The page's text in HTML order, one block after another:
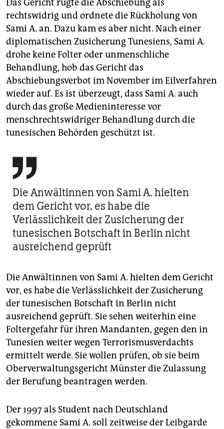
Das Gericht rügte die Abschiebung als
rechtswidrig und ordnete die Rückholung von
Sami A. an. Dazu kam es aber nicht. Nach einer
diplomatischen Zusicherung Tunesiens, Sami A.
drohe keine Folter oder unmenschliche
Behandlung, hob das Gericht das
Abschiebungsverbot im November im Eilverfahren
wieder auf. Es ist überzeugt, dass Sami A. auch
durch das große Medieninteresse vor
menschrechtswidriger Behandlung durch die
tunesischen Behörden geschützt ist.

Die Anwältinnen von Sami A. hielten
dem Gericht vor, es habe die
Verlässlichkeit der Zusicherung der
tunesischen Botschaft in Berlin nicht
ausreichend geprüft
Die Anwältinnen von Sami A. hielten dem Gericht
vor, es habe die Verlässlichkeit der Zusicherung
der tunesischen Botschaft in Berlin nicht
ausreichend geprüft. Sie sehen weiterhin eine
Foltergefahr für ihren Mandanten, gegen den in
Tunesien weiter wegen Terrorismusverdachts
ermittelt werde. Sie wollen prüfen, ob sie beim
Oberverwaltungsgericht Münster die Zulassung
der Berufung beantragen werden.
Der 1997 als Student nach Deutschland
gekommene Sami A. soll zeitweise der Leibgarde